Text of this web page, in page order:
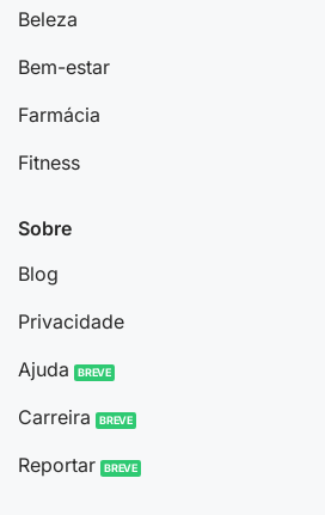
Beleza
Bem-estar
Farmácia
Fitness
Sobre
Blog
Privacidade
Ajuda
Carreira
Reportar